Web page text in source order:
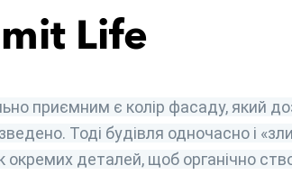
Life
приємним є колір фасаду, який
Тоді будівля одночасно і
окремих деталей, щоб органічно